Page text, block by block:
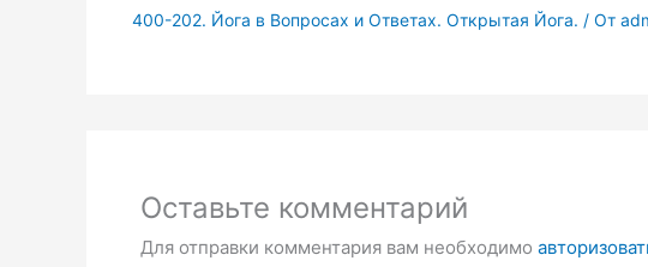
400-202. Йога в Вопросах и Ответах. Открытая Йога. / От
Оставьте комментарий
Для отправки комментария вам необходимо